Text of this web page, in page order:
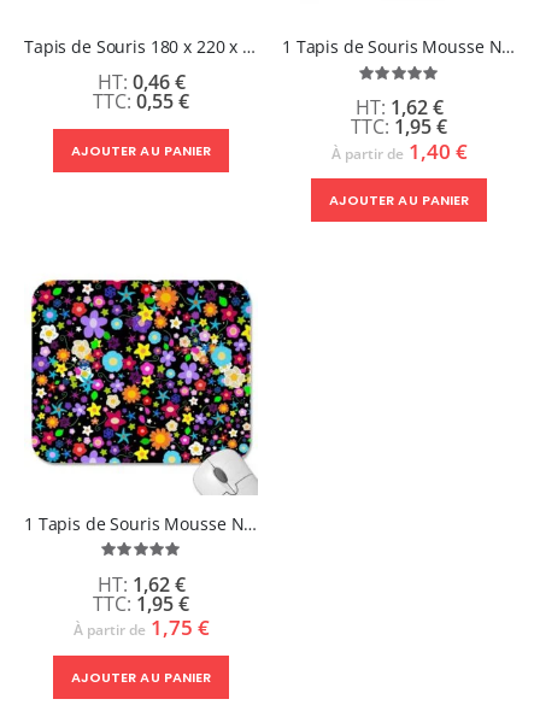
Tapis de Souris 180 x 220 x 2 mm
0,55 €
0,46 €
AJOUTER AU PANIER
1 Tapis de Souris Mousse Noire 190 x 230 x 5 mm
Évaluation:
1,95 €
1,62 €
À partir de 1,40 €
AJOUTER AU PANIER
1 Tapis de Souris Mousse Noire 190 x 270 x 5 mm - MOUSE
Évaluation:
1,95 €
1,62 €
À partir de 1,75 €
AJOUTER AU PANIER